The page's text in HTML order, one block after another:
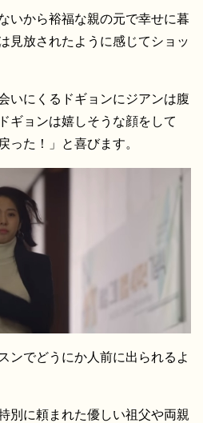
いから裕福な親の元で幸せに暮
見放されたように感じてショッ
いにくるドギョンにジアンは腹
ギョンは嬉しそうな顔をして
った！」と喜びます。
ンでどうにか人前に出られるよ
別に頼まれた優しい祖父や両親